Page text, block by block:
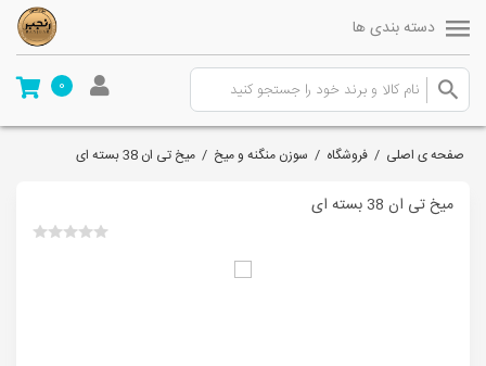
دسته بندی ها
0
صفحه ی اصلی / فروشگاه / سوزن منگنه و میخ / میخ تی ان 38 بسته ای
میخ تی ان 38 بسته ای